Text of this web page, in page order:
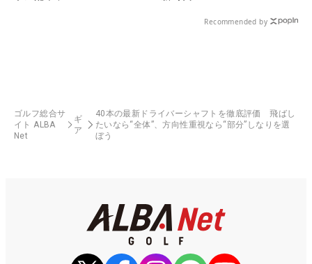
Recommended by
ゴルフ総合サ
イト ALBA
Net
ギ
ア
40本の最新ドライバーシャフトを徹底評価 飛ばし
たいなら“全体”、方向性重視なら“部分”しなりを選
ぼう